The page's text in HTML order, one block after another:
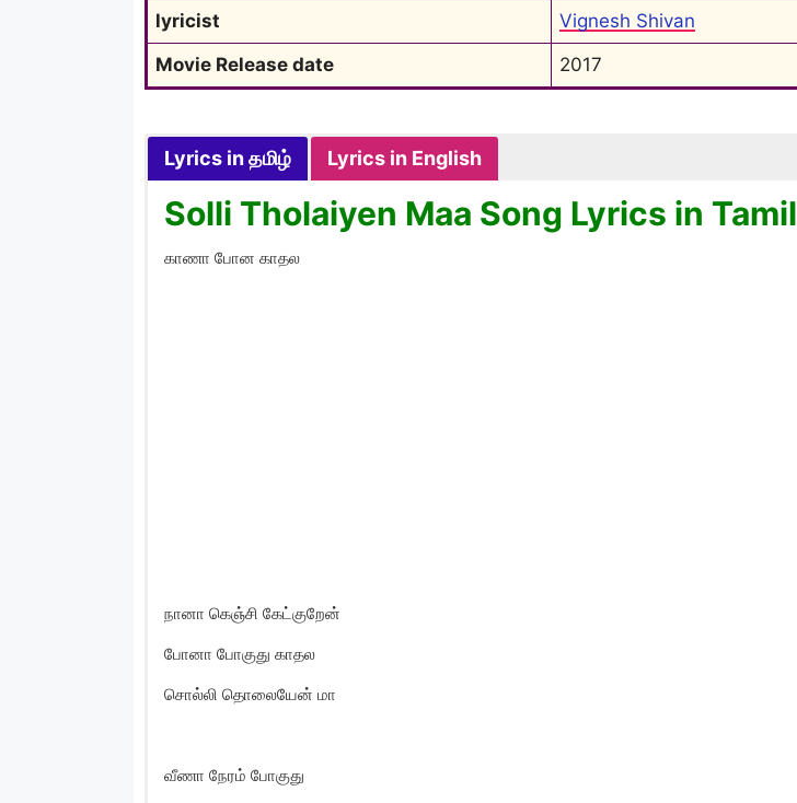
lyricist
Vignesh Shivan
Movie Release date
2017
Lyrics in தமிழ் Lyrics in English
Solli Tholaiyen Maa Song Lyrics in Tamil
காணா போன காதல
நானா கெஞ்சி கேட்குறேன்
போனா போகுது காதல
சொல்லி தொலையேன் மா
வீணா நேரம் போகுது